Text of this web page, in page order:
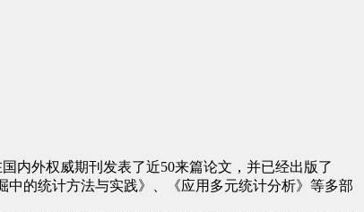
内外权威期刊发表了近50来篇论文，并已经出版了
中的统计方法与实践》、《应用多元统计分析》等多部